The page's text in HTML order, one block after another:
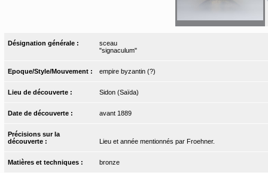
Désignation générale :
sceau
"signaculum"
Epoque/Style/Mouvement : empire byzantin (?)
Lieu de découverte : Sidon (Saïda)
Date de découverte : avant 1889
Précisions sur la
découverte :
Lieu et année mentionnés par Froehner.
Matières et techniques : bronze